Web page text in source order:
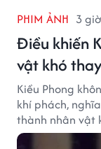
PHIM ẢNH 3
Điều khiến
vật khó
Kiều Phong
khí phách,
thành nhân vật